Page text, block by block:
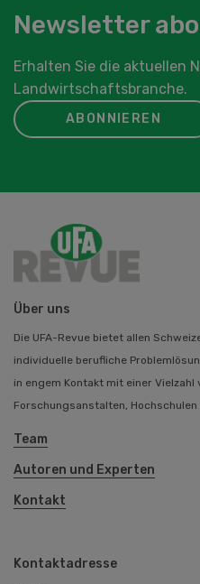
Newsletter
Erhalten Sie die aktuellen
Landwirtschaftsbranche.
ABONNIEREN
Über uns
Die UFA-Revue bietet allen
individuelle berufliche
in engem Kontakt mit einer Vielzahl
Forschungsanstalten, Hochschulen
Team
Autoren und Experten
Kontakt
Kontaktadresse